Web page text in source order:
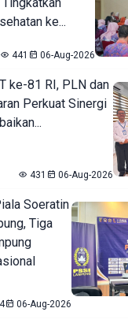
ke...
441 06-Aug-2026
ke-81 RI, PLN dan
Perkuat Sinergi
431 06-Aug-2026
Soeratin
Tiga
06-Aug-2026